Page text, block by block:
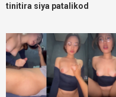
tinitira siya patalikod